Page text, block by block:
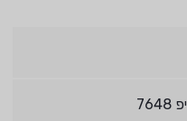
יפ 7648